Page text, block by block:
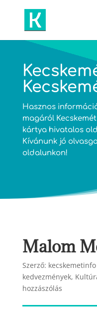
Hasznos
magáról
kártya hivatalos
Kívánunk jó
oldalunkon!
Malom
Szerző: kecskemetinfo
kedvezmények,
hozzászólás